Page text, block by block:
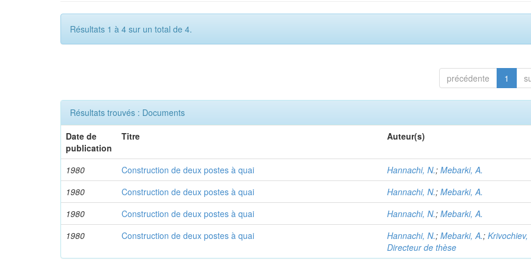
Résultats 1 à 4 sur un total de 4.
précédente 1
Résultats trouvés : Documents
Date de
publication
Titre Auteur(s)
1980 Construction de deux postes à quai Hannachi, N.;Mebarki, A.
1980
Construction de deux postes à quai Hannachi, N.;Mebarki, A.
1980
Construction de deux postes à quai Hannachi, N.;Mebarki, A.
1980
Construction de deux postes à quai Hannachi, N.;Mebarki, A.;Krivochiev,
Directeur de thèse